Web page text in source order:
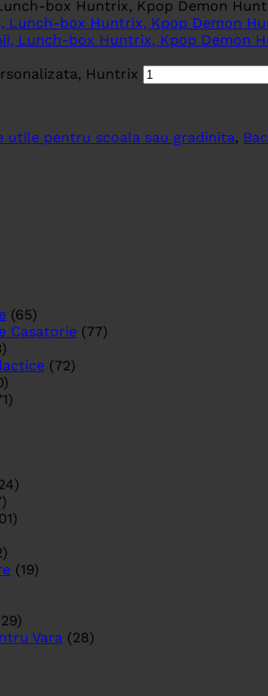
box Huntrix, Kpop Demon
Lunch-box Huntrix, Kpop Demon
Huntrix
utile pentru scoala sau gradinita,
(65)
Casatorie (77)
(72)
(19)
Vara (28)